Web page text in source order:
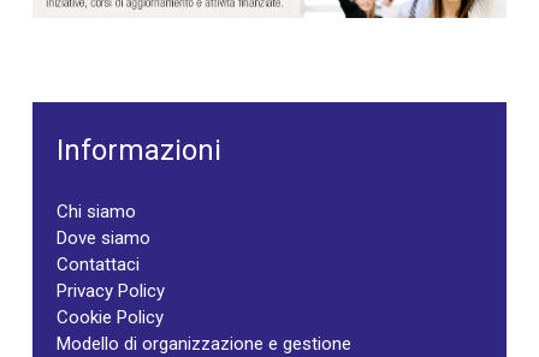
Informazioni
Chi siamo
Dove siamo
Contattaci
Privacy Policy
Cookie Policy
Modello di organizzazione e gestione